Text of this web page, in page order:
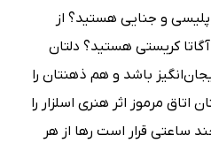
و جنایی هستید؟ از
کریستی هستید؟ دلتان
باشد و هم ذهنتان را
مرموز اثر هنری اسلزار را
ساعتی قرار است رها از هر